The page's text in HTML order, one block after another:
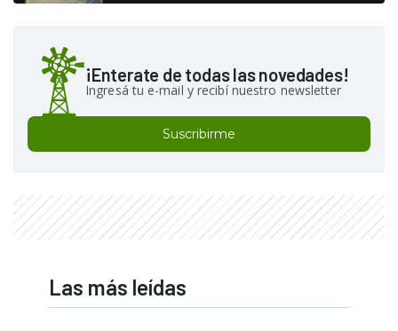
¡Enterate de todas las novedades!
Ingresá tu e-mail y recibí nuestro newsletter
Suscribirme
Las más leídas